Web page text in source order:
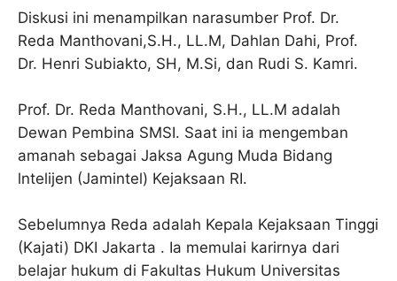
Diskusi ini menampilkan narasumber Prof. Dr.
Reda Manthovani,S.H., LL.M, Dahlan Dahi, Prof.
Dr. Henri Subiakto, SH, M.Si, dan Rudi S. Kamri.
Prof. Dr. Reda Manthovani, S.H., LL.M adalah
Dewan Pembina SMSI. Saat ini ia mengemban
amanah sebagai Jaksa Agung Muda Bidang
lntelijen (Jamintel) Kejaksaan RI.
Sebelumnya Reda adalah Kepala Kejaksaan Tinggi
(Kajati) DKI Jakarta . Ia memulai karirnya dari
belajar hukum di Fakultas Hukum Universitas